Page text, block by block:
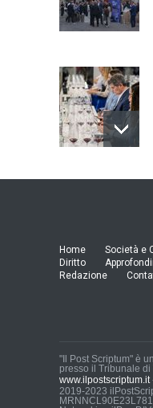
Home Società e
Diritto
Redazione
"Il Post Scriptum" è
presso il Tribunale
www.ilpostscriptum.it
2019-2023